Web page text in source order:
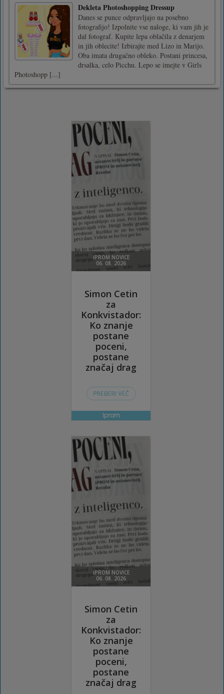
Dekleta Photoshopping Dressup
Danes se punce odpravljajo na posebno
fotografijo! Izpolnite vse naloge, ki vam jih je
dal fotograf. Kupite lepa oblačila z denarjem
in jih oblecite! Izbirajte med Lizo in Marijo.
Oba imata drugačno obleko. Postani princesa,
drsalka, celo Picchu. Lepo se imejte v Girls
Photoshopp [...]